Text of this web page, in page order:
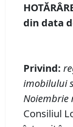
din data
Privind:
imobilului
Noiembrie
Consiliul